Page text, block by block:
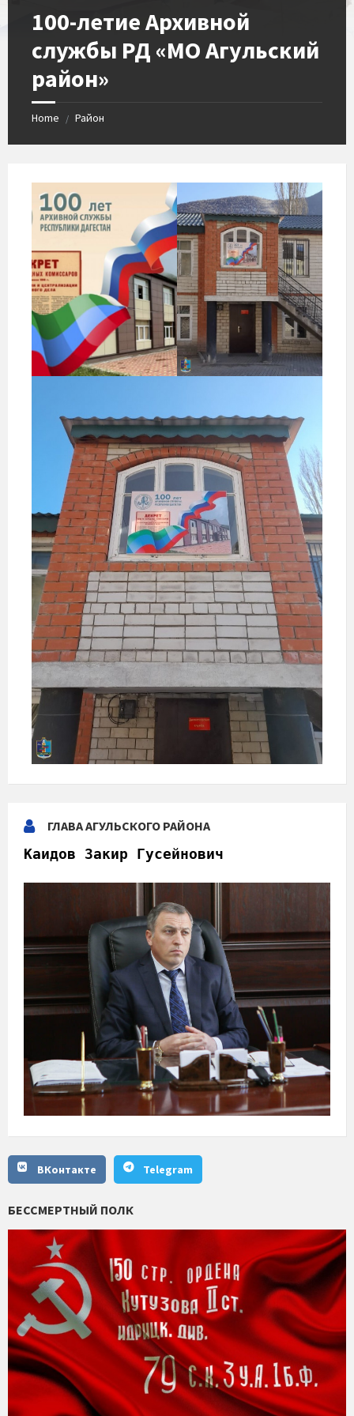
100-летие Архивной
службы РД «МО Агульский
район»
Home / Район
ГЛАВА АГУЛЬСКОГО РАЙОНА
Каидов Закир Гусейнович
ВКонтакте Telegram
БЕССМЕРТНЫЙ ПОЛК